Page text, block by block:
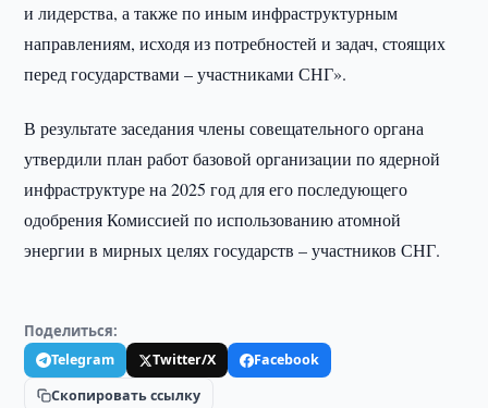
и лидерства, а также по иным инфраструктурным
направлениям, исходя из потребностей и задач, стоящих
перед государствами – участниками СНГ».
В результате заседания члены совещательного органа
утвердили план работ базовой организации по ядерной
инфраструктуре на 2025 год для его последующего
одобрения Комиссией по использованию атомной
энергии в мирных целях государств – участников СНГ.
Поделиться:
Telegram Twitter/X
Facebook
Скопировать ссылку